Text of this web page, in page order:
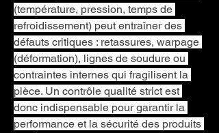
(température, pression, temps de
refroidissement) peut entraîner des
défauts critiques : retassures, warpage
(déformation), lignes de soudure ou
contraintes internes qui fragilisent la
pièce. Un contrôle qualité strict est
donc indispensable pour garantir la
performance et la sécurité des produits